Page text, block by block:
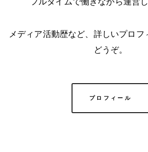
メディア活動歴など、詳しいプロフ
どうぞ。
プロフィール